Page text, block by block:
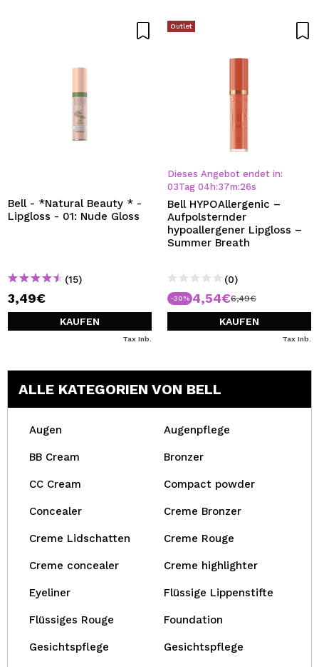
Bell - *Natural Beauty * -
Lipgloss - 01: Nude Gloss
(15)
3,49€
KAUFEN
Tax Inb.
Outlet
Dieses Angebot endet in:
03Tag 04 h:37m:26s
Bell HYPOAllergenic –
Aufpolsternder
hypoallergener Lipgloss –
Summer Breath
(0)
-30% 4,54€6,49€
KAUFEN
Tax Inb.
ALLE KATEGORIEN VON BELL
Augen Augenpflege
BB Cream Bronzer
CC Cream Compact powder
Concealer Creme Bronzer
Creme Lidschatten Creme Rouge
Creme concealer Creme highlighter
Eyeliner Flüssige Lippenstifte
Flüssiges Rouge Foundation
Gesichtspflege Gesichtspflege